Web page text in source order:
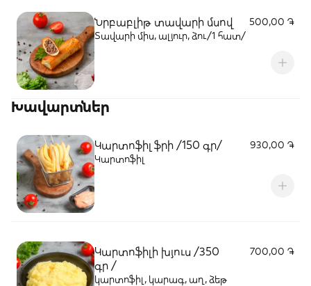
Նրբաբլիթ տավարի մսով
500,00 ֏
Տավարի միս, ալյուր, ձու/1 հատ/
Խավարտներ
Կարտոֆիլ ֆրի /150 գր/
930,00 ֏
Կարտոֆիլ
Կարտոֆիլի խյուս /350
գր /
700,00 ֏
կարտոֆիլ, կարագ, աղ, ձեթ